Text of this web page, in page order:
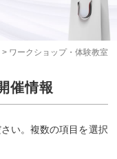
> ワークショップ・体験教室
催情報
い。複数の項目を選択